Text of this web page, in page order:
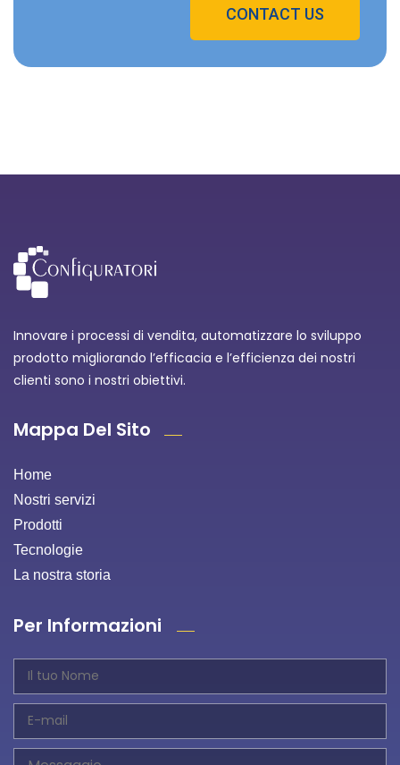
CONTACT US
Innovare i processi di vendita, automatizzare lo sviluppo
prodotto migliorando l’efficacia e l’efficienza dei nostri
clienti sono i nostri obiettivi.
Mappa Del Sito
Home
Nostri servizi
Prodotti
Tecnologie
La nostra storia
Per Informazioni